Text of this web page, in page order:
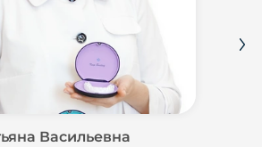
Васильевна